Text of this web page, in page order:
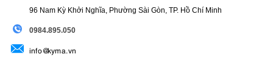
96 Nam Kỳ Khởi Nghĩa, Phường Sài Gòn, TP. Hồ Chí Minh
0984.895.050
info@kyma.vn